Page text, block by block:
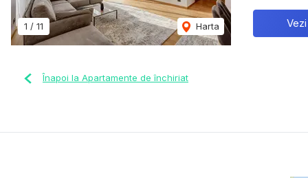
1 / 11 Harta
Înapoi la Apartamente de închiriat